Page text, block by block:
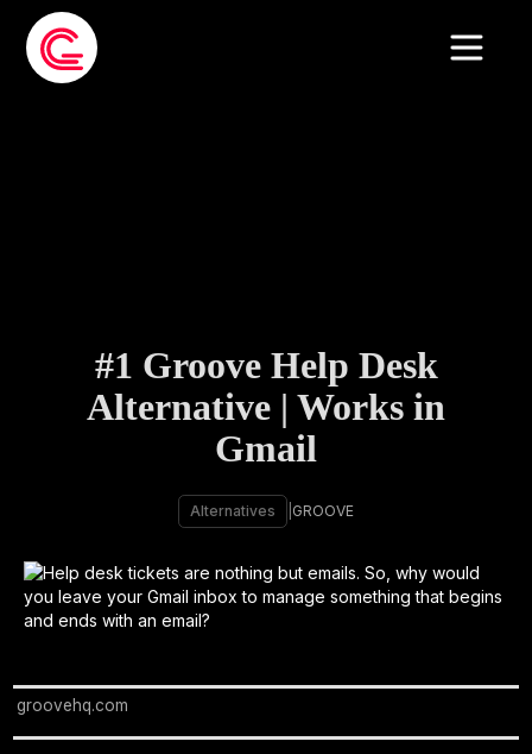
#1 Groove Help Desk
Alternative | Works in
Gmail
Alternatives GROOVE
groovehq.com